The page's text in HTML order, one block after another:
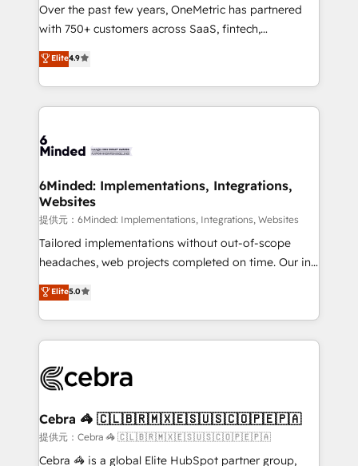
Award: Best Integration • 150+ successful HubSpot
projects • Clients in 30+ industries • Proprietary
technology for integrations • Multilingual team:
English, Spanish, Portuguese & Italian 👉 Grow
smarter with AI and HubSpot.
Over the past few years, OneMetric has partnered
with 750+ customers across SaaS, fintech,
healthcare, real estate, and other industries. With
150+ HubSpot-certified experts, we deliver scalable
solutions to complex GTM and RevOps challenges.
Our Expertise 🔹 Onboarding & Implementation:
tailored to your GTM motion. 🔹 Migrations:
from other CRMs to HubSpot without data loss or
downtime. 🔹 RevOps Strategy: Align teams,
processes, and data to drive revenue efficiency. 🔹
Integrations: Connect HubSpot with your tech stack
for better adoption. 🔹 Custom Solutions: Build
SOC 2 Type II and ISO 27001 certified, reinforcing
our commitment to data security and compliance. At
Elite4.9
6Minded: Implementations, Integrations,
Websites
提供元：6Minded: Implementations, Integrations, Websites
Tailored implementations without out-of-scope
headaches, web projects completed on time. Our in-
house team of certified CRM architects, experts,
developers, designers, and marketers handles all
aspects of your HubSpot. ✨ 400+ global clients ✨
100+ seamless migrations from 15+ different CRMs
implementations, and 5,000+ pages ✨ CS: Clients
CS: 245% organic growth & +751% new visitors for a
full-funnel HubSpot project ✨ CS: 415% conversion
boost with a new HubSpot site Recognized leaders:
Elite5.0
Cebra 🦓 🇨🇱🇧🇷🇲🇽🇪🇸🇺🇸🇨🇴🇵🇪🇵🇦
提供元：Cebra 🦓 🇨🇱🇧🇷🇲🇽🇪🇸🇺🇸🇨🇴🇵🇪🇵🇦
Cebra 🦓 is a global Elite HubSpot partner group,